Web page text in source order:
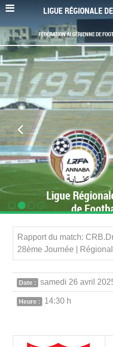
LIGUE RÉGIONALE
Ligue
de
Rapport du match:
28ème Journée |
Date : samedi 26 avril
Heure : 14:30 h